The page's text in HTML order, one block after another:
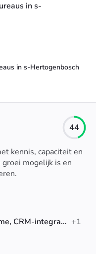
in s-
in s-Hertogenbosch
44
kennis, capaciteit en
mogelijk is en
Sociale media marketing, Reclame, CRM-integratie en -migratie +1